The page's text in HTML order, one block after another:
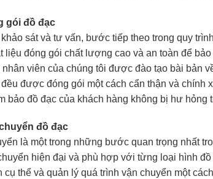
gói đồ đạc
sát và tư vấn, bước tiếp theo trong quy
liệu đóng gói chất lượng cao và an toàn để
viên của chúng tôi được đào tạo bài bản
được đóng gói một cách cẩn thận và chính
bảo đồ đạc của khách hàng không bị hư hỏng
đồ đạc
là một trong những bước quan trọng nhất
hiện đại và phù hợp với từng loại hình
cụ thể và quản lý quá trình vận chuyển một